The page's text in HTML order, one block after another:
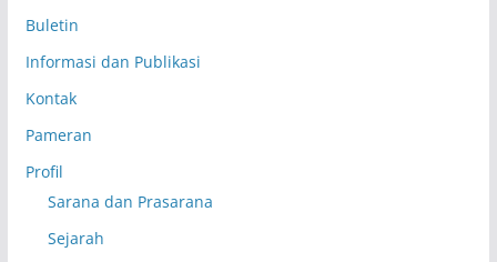
Buletin
Informasi dan Publikasi
Kontak
Pameran
Profil
Sarana dan Prasarana
Sejarah